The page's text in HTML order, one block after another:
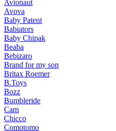
Avionaut
Avova
Baby Patent
Babiators
Baby Chipak
Beaba
Bebizaro
Brand for my son
Britax Roemer
B.Toys
Bozz
Bumbleride
Cam
Chicco
Comotomo